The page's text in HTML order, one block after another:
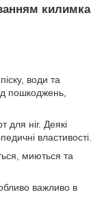
килимка
води та
пошкоджень,
ніг. Деякі
властивості.
миються та
важливо в